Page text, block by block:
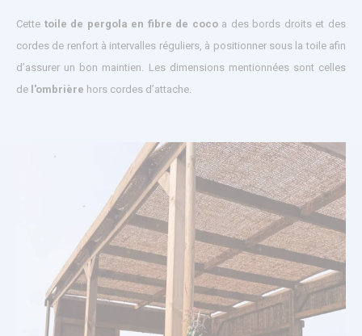
Cette toile de pergola en fibre de cocoa des bords droits et des
cordes de renfort à intervalles réguliers, à positionner sous la toile afin
d’assurer un bon maintien. Les dimensions mentionnées sont celles
de l'ombrière hors cordes d’attache.